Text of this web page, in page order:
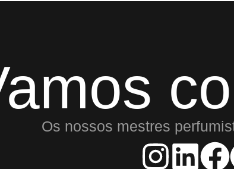
Os nossos mestres